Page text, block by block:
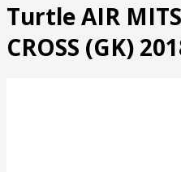
Turtle AIR
CROSS (GK)